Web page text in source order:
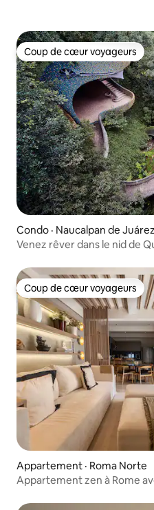
Coup de cœur voyageurs
Coup de cœur voyageurs
Condo · Naucalpan de Juárez
Venez rêver dans le nid de
Coup de cœur voyageurs
Coup de cœur voyageurs
Appartement · Roma Norte
Appartement zen à Rome